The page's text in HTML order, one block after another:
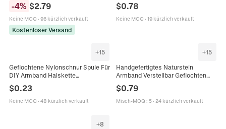
Armband Für Damen Mode
Schmuck
-4% $2.79
Keine MOQ · 96 kürzlich verkauft
Kostenloser Versand
Schmuckherstellung DIY
Handwerk
$0.78
Keine MOQ · 19 kürzlich verkauft
+15
Geflochtene Nylonschnur Spule Für
DIY Armband Halskette
Schmuckherstellung Chinesischer
Knoten Jadenfaden
$0.23
Keine MOQ · 48 kürzlich verkauft
+15
Handgefertigtes Naturstein
Armband Verstellbar Geflochten
Heilkristall Vintage Perlenarmband
$0.79
Misch-MOQ : 5· 24 kürzlich verkauft
+8